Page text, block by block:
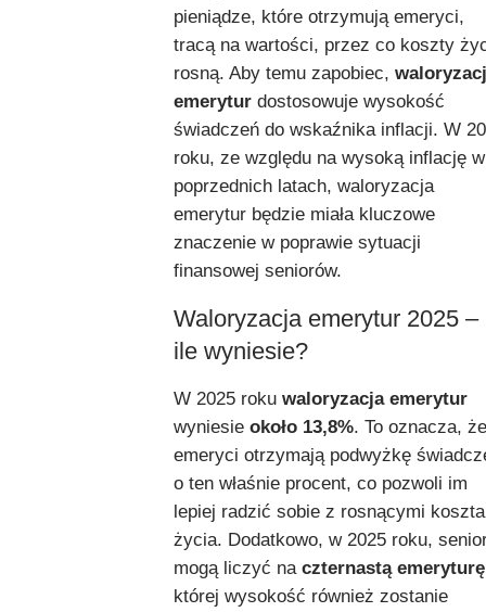
pieniądze, które otrzymują emeryci,
tracą na wartości, przez co koszty
rosną. Aby temu zapobiec,
emerytur dostosowuje wysokość
świadczeń do wskaźnika inflacji. W
roku, ze względu na wysoką inflację w
poprzednich latach, waloryzacja
emerytur będzie miała kluczowe
znaczenie w poprawie sytuacji
finansowej seniorów.
Waloryzacja emerytur 2025 –
ile wyniesie?
W 2025 roku waloryzacja emerytur
wyniesie około 13,8%. To oznacza, że
emeryci otrzymają podwyżkę
o ten właśnie procent, co pozwoli im
lepiej radzić sobie z rosnącymi
życia. Dodatkowo, w 2025 roku,
mogą liczyć na czternastą emeryturę
której wysokość również zostanie